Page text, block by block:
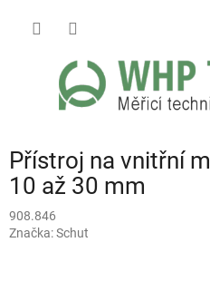
Přístroj na vnitřní
10 až 30 mm
908.846
Značka:Schut